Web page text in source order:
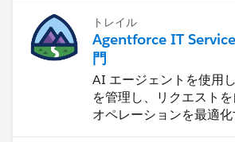
トレイル
Agentforce IT
門
AI エージェントを使用
を管理し、リクエスト
オペレーションを最適
します。